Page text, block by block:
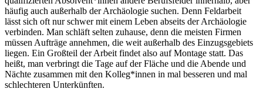
häufig auch außerhalb der Archäologie suchen. Denn Feldarbeit
lässt sich oft nur schwer mit einem Leben abseits der Archäologie
verbinden. Man schläft selten zuhause, denn die meisten Firmen
müssen Aufträge annehmen, die weit außerhalb des Einzugsgebiets
liegen. Ein Großteil der Arbeit findet also auf Montage statt. Das
heißt, man verbringt die Tage auf der Fläche und die Abende und
Nächte zusammen mit den Kolleg*innen in mal besseren und mal
schlechteren Unterkünften.